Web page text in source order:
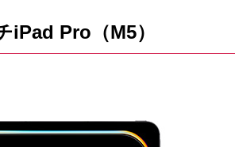
Pro（M5）